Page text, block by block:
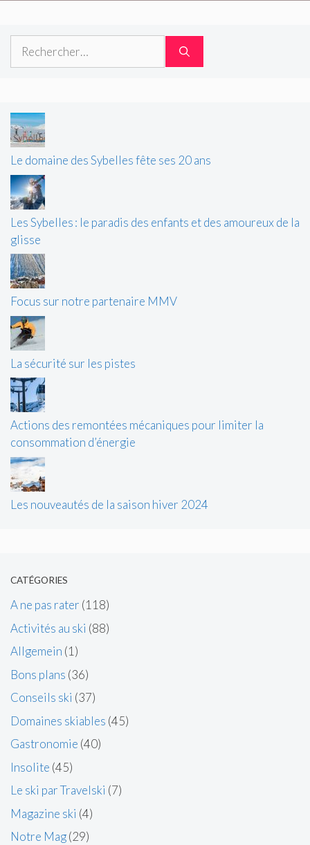
Le domaine des Sybelles fête ses 20 ans
Les Sybelles : le paradis des enfants et des amoureux de la
glisse
Focus sur notre partenaire MMV
La sécurité sur les pistes
Actions des remontées mécaniques pour limiter la
consommation d’énergie
Les nouveautés de la saison hiver 2024
CATÉGORIES
A ne pas rater (118)
Activités au ski (88)
Allgemein (1)
Bons plans (36)
Conseils ski (37)
Domaines skiables (45)
Gastronomie (40)
Insolite (45)
Le ski par Travelski (7)
Magazine ski (4)
Notre Mag(29)